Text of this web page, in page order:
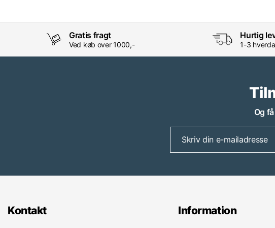
Gratis fragt
Ved køb over 1000,-
Hurtig
1-3
Og
Kontakt Information